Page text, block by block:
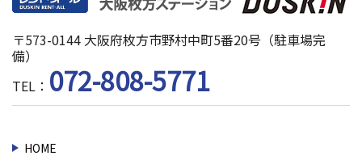
〒573-0144 大阪府枚方市野村中町5番20号（駐車場完
備）
TEL： 072-808-5771
HOME